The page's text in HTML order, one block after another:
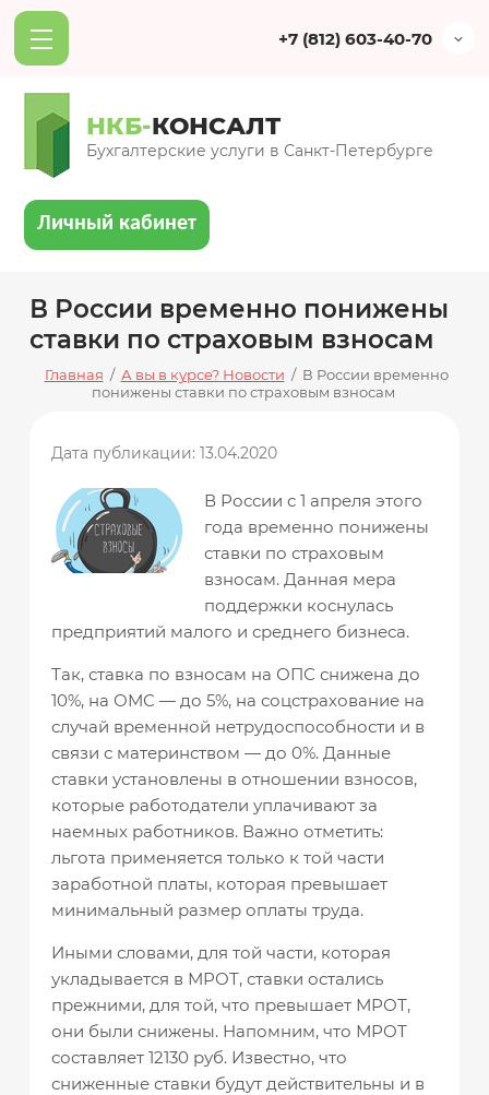
НКБ-КОНСАЛТ
Бухгалтерские услуги в Санкт-Петербурге
Личный кабинет
+7 (812) 603-40-70
В России временно понижены
ставки по страховым взносам
Главная / А вы в курсе? Новости / В России временно
понижены ставки по страховым взносам
Дата публикации: 13.04.2020
В России с 1 апреля этого
года временно понижены
ставки по страховым
взносам. Данная мера
поддержки коснулась
предприятий малого и среднего бизнеса.
Так, ставка по взносам на ОПС снижена до
10%, на ОМС — до 5%, на соцстрахование на
случай временной нетрудоспособности и в
связи с материнством — до 0%. Данные
ставки установлены в отношении взносов,
которые работодатели уплачивают за
наемных работников. Важно отметить:
льгота применяется только к той части
заработной платы, которая превышает
минимальный размер оплаты труда.
Иными словами, для той части, которая
укладывается в МРОТ, ставки остались
прежними, для той, что превышает МРОТ,
они были снижены. Напомним, что МРОТ
составляет 12130 руб. Известно, что
сниженные ставки будут действительны и в